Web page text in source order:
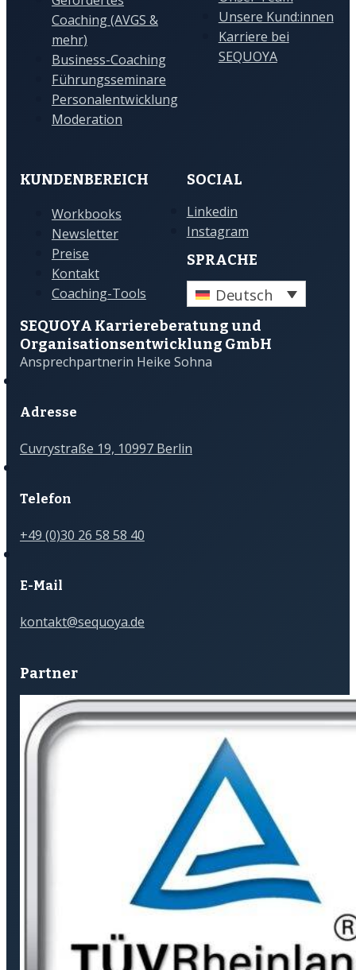
Coaching (AVGS &
mehr)
Business-Coaching
Führungsseminare
Personalentwicklung
Moderation
Unsere Kund:innen
Karriere bei
SEQUOYA
KUNDENBEREICH
Workbooks
Newsletter
Preise
Kontakt
Coaching-Tools
SOCIAL
Linkedin
Instagram
SPRACHE
Deutsch
SEQUOYA Karriere­­beratung und
Organisations­­entwicklung GmbH
Ansprechpartnerin Heike Sohna
Adresse
Cuvrystraße 19, 10997 Berlin
Telefon
+49 (0)30 26 58 58 40
E-Mail
kontakt@sequoya.de
Partner